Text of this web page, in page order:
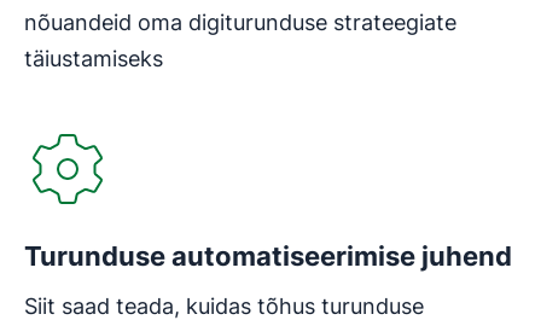
nõuandeid oma digiturunduse strateegiate
täiustamiseks
Turunduse automatiseerimise juhend
Siit saad teada, kuidas tõhus turunduse